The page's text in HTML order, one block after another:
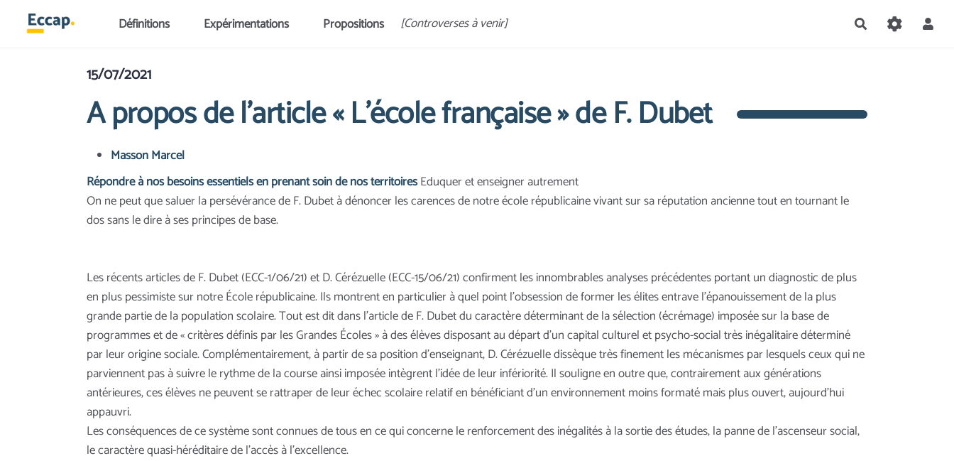
Aller au contenu principalDéfinitions Expérimentations Propositions [Controverses à venir] Rechercher
15/07/2021
A propos de l’article « L’école française » de F. Dubet
Masson Marcel
Répondre à nos besoins essentiels en prenant soin de nos territoiresEduquer et enseigner autrement
On ne peut que saluer la persévérance de F. Dubet à dénoncer les carences de notre école républicaine vivant sur sa réputation ancienne tout en tournant le
dos sans le dire à ses principes de base.
Les récents articles de F. Dubet (ECC-1/06/21) et D. Cérézuelle (ECC-15/06/21) confirment les innombrables analyses précédentes portant un diagnostic de plus
en plus pessimiste sur notre École républicaine. Ils montrent en particulier à quel point l’obsession de former les élites entrave l’épanouissement de la plus
grande partie de la population scolaire. Tout est dit dans l’article de F. Dubet du caractère déterminant de la sélection (écrémage) imposée sur la base de
programmes et de « critères définis par les Grandes Écoles » à des élèves disposant au départ d’un capital culturel et psycho-social très inégalitaire déterminé
par leur origine sociale. Complémentairement, à partir de sa position d’enseignant, D. Cérézuelle dissèque très finement les mécanismes par lesquels ceux qui ne
parviennent pas à suivre le rythme de la course ainsi imposée intègrent l’idée de leur infériorité. Il souligne en outre que, contrairement aux générations
antérieures, ces élèves ne peuvent se rattraper de leur échec scolaire relatif en bénéficiant d’un environnement moins formaté mais plus ouvert, aujourd’hui
appauvri.
Les conséquences de ce système sont connues de tous en ce qui concerne le renforcement des inégalités à la sortie des études, la panne de l’ascenseur social,
le caractère quasi-héréditaire de l’accès à l’excellence.